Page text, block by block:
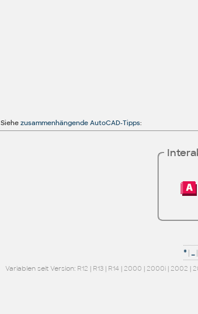
Siehe zusammenhängende AutoCAD-Tipps:
* | _ |
Variablen seit Version: R12 | R13 | R14 | 2000 | 2000i | 2002 |